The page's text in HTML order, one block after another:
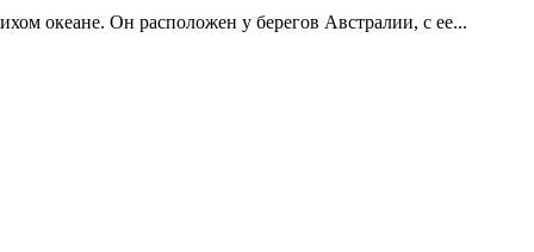
океане. Он расположен у берегов Австралии, с ее...